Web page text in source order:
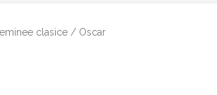
clasice / Oscar